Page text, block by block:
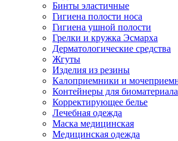
Бинты эластичные
Гигиена полости носа
Гигиена ушной полости
Грелки и кружка Эсмарха
Дерматологические средства
Жгуты
Изделия из резины
Калоприемники и
Контейнеры для биоматериала
Корректирующее белье
Лечебная одежда
Маска медицинская
Медицинская одежда